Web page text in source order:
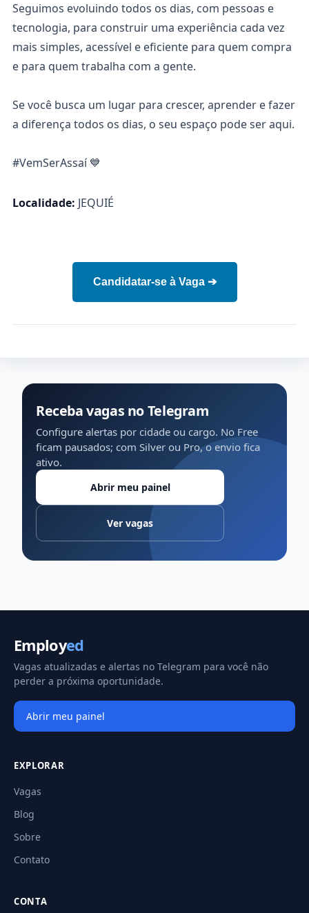
Seguimos evoluindo todos os dias, com pessoas e
tecnologia, para construir uma experiência cada vez
mais simples, acessível e eficiente para quem compra
e para quem trabalha com a gente.
Se você busca um lugar para crescer, aprender e fazer
a diferença todos os dias, o seu espaço pode ser aqui.
#VemSerAssaí 💙
Localidade: JEQUIÉ
Candidatar-se à Vaga ➔
Receba vagas no Telegram
Configure alertas por cidade ou cargo. No Free
ficam pausados; com Silver ou Pro, o envio fica
ativo.
Abrir meu painel
Ver vagas
Employed
Vagas atualizadas e alertas no Telegram para você não
perder a próxima oportunidade.
Abrir meu painel
EXPLORAR
Vagas
Blog
Sobre
Contato
CONTA